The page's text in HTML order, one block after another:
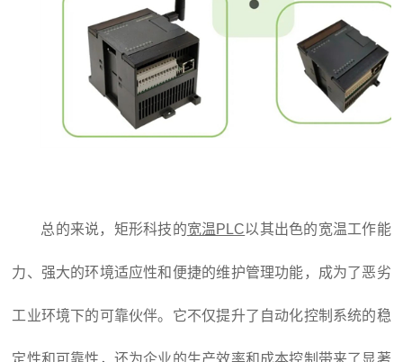
总的来说，矩形科技的宽温PLC以其出色的宽温工作能
力、强大的环境适应性和便捷的维护管理功能，成为了恶劣
工业环境下的可靠伙伴。它不仅提升了自动化控制系统的稳